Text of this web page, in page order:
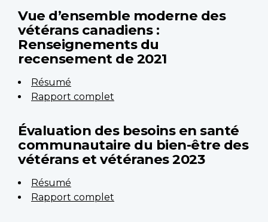
Vue d’ensemble moderne des
vétérans canadiens :
Renseignements du
recensement de 2021
Résumé
Rapport complet
Évaluation des besoins en santé
communautaire du bien-être des
vétérans et vétéranes 2023
Résumé
Rapport complet